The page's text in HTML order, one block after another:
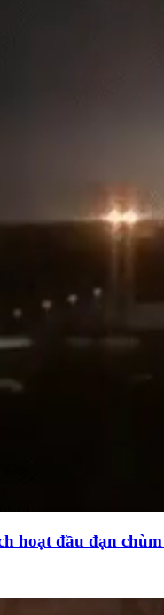
hoạt đầu đạn